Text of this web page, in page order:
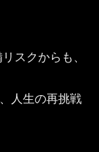
スクからも、
人生の再挑戦